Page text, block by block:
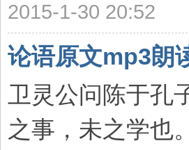
2015-1-30 20:52
论语原文mp3朗
卫灵公问陈于孔
之事，未之学也